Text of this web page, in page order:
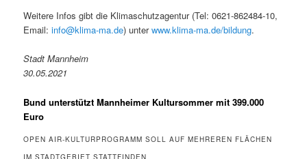
Weitere Infos gibt die Klimaschutzagentur (Tel: 0621-862484-10,
Email:info@klima-ma.de) unterwww.klima-ma.de/bildung.
Stadt Mannheim
30.05.2021
Bund unterstützt Mannheimer Kultursommer mit 399.000
Euro
OPEN AIR-KULTURPROGRAMM SOLL AUF MEHREREN FLÄCHEN
IM STADTGEBIET STATTFINDEN